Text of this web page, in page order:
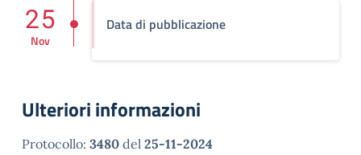
Data di pubblicazione
25
Nov
Ulteriori informazioni
Protocollo: 3480 del 25-11-2024